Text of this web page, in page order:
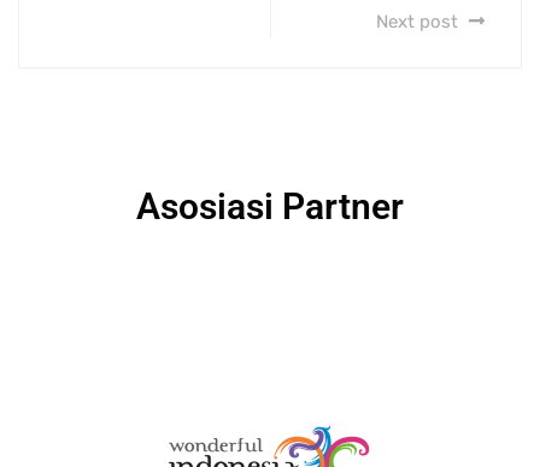
Next post
Asosiasi Partner